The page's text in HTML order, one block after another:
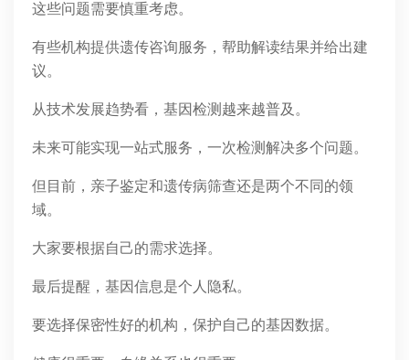
这些问题需要慎重考虑。
有些机构提供遗传咨询服务，帮助解读结果并给出建
议。
从技术发展趋势看，基因检测越来越普及。
未来可能实现一站式服务，一次检测解决多个问题。
但目前，亲子鉴定和遗传病筛查还是两个不同的领
域。
大家要根据自己的需求选择。
最后提醒，基因信息是个人隐私。
要选择保密性好的机构，保护自己的基因数据。